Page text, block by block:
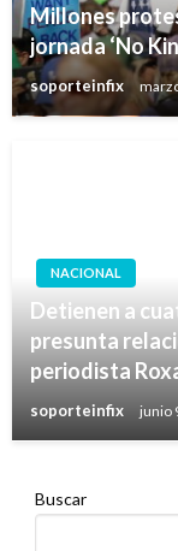
Millones
jornada ‘No
soporteinfix
NACIONAL
Detienen a
presunta
periodista
soporteinfix junio
Buscar